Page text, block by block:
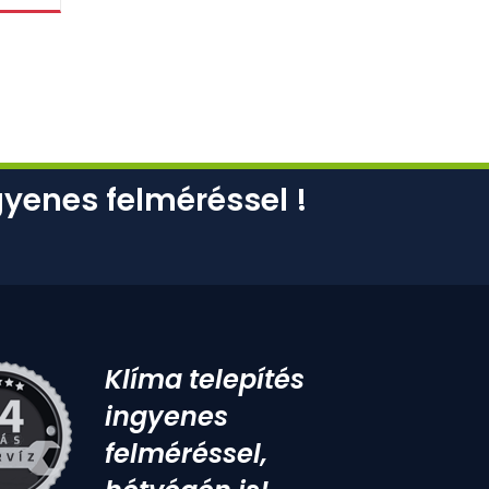
felméréssel !
Klíma telepítés
ingyenes
felméréssel,